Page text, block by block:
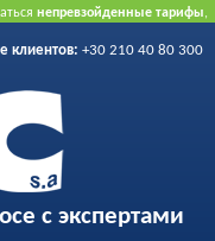
непревзойденные тарифы,
Не нужна кредитная карта.
клиентов: +30 210 40 80 300
с экспертами